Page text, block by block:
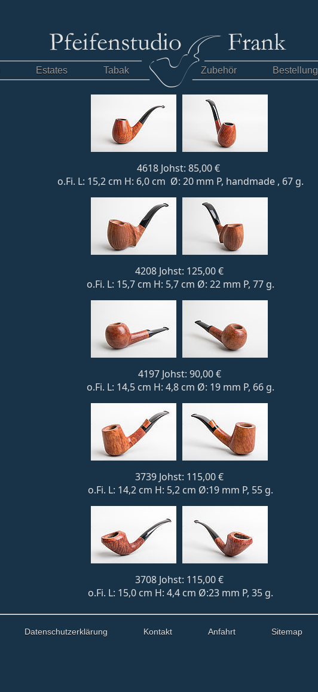
Estates Tabak Zubehör Bestellung
4618 Johst: 85,00 €
o.Fi. L: 15,2 cm H: 6,0 cm Ø: 20 mm P, handmade , 67 g.
4208 Johst: 125,00 €
o.Fi. L: 15,7 cm H: 5,7 cm Ø: 22 mm P, 77 g.
4197 Johst: 90,00 €
o.Fi. L: 14,5 cm H: 4,8 cm Ø: 19 mm P, 66 g.
3739 Johst: 115,00 €
o.Fi. L: 14,2 cm H: 5,2 cm Ø:19 mm P, 55 g.
3708 Johst: 115,00 €
o.Fi. L: 15,0 cm H: 4,4 cm Ø:23 mm P, 35 g.
Datenschutzerklärung Kontakt Anfahrt Sitemap